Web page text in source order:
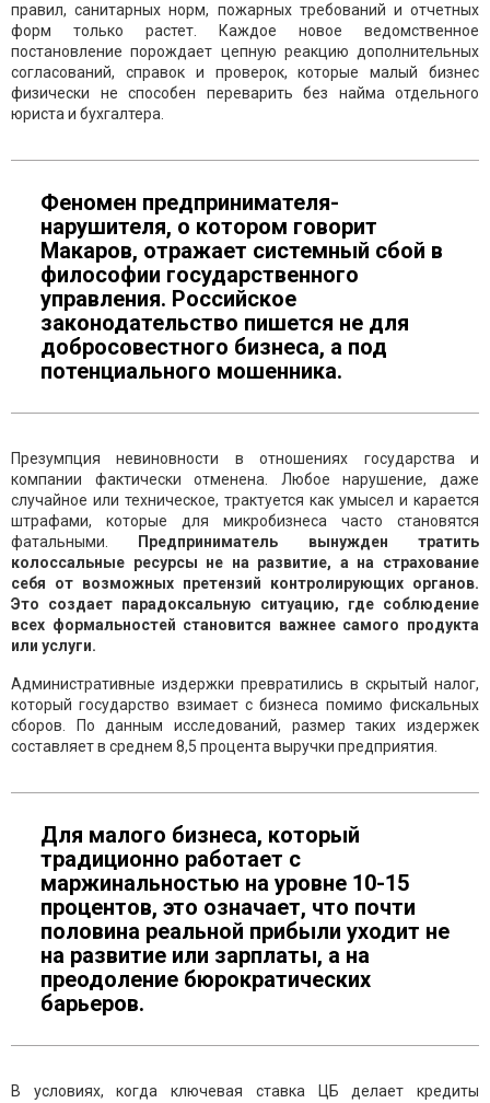
правил, санитарных норм, пожарных требований и отчетных
форм только растет. Каждое новое ведомственное
постановление порождает цепную реакцию дополнительных
согласований, справок и проверок, которые малый бизнес
физически не способен переварить без найма отдельного
юриста и бухгалтера.
Феномен предпринимателя-
нарушителя, о котором говорит
Макаров, отражает системный сбой в
философии государственного
управления. Российское
законодательство пишется не для
добросовестного бизнеса, а под
потенциального мошенника.
Презумпция невиновности в отношениях государства и
компании фактически отменена. Любое нарушение, даже
случайное или техническое, трактуется как умысел и карается
штрафами, которые для микробизнеса часто становятся
фатальными.
Предприниматель вынужден тратить
колоссальные ресурсы не на развитие, а на страхование
себя от возможных претензий контролирующих органов.
Это создает парадоксальную ситуацию, где соблюдение
всех формальностей становится важнее самого продукта
или услуги.
Административные издержки превратились в скрытый налог,
который государство взимает с бизнеса помимо фискальных
сборов. По данным исследований, размер таких издержек
составляет в среднем 8,5 процента выручки предприятия.
Для малого бизнеса, который
традиционно работает с
маржинальностью на уровне 10-15
процентов, это означает, что почти
половина реальной прибыли уходит не
на развитие или зарплаты, а на
преодоление бюрократических
барьеров.
В условиях, когда ключевая ставка ЦБ делает кредиты